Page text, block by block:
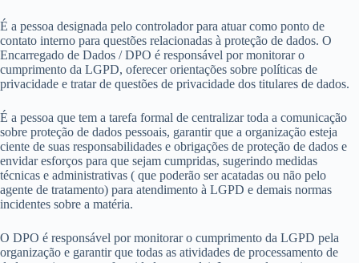
É a pessoa designada pelo controlador para atuar como ponto de
contato interno para questões relacionadas à proteção de dados. O
Encarregado de Dados / DPO é responsável por monitorar o
cumprimento da LGPD, oferecer orientações sobre políticas de
privacidade e tratar de questões de privacidade dos titulares de dados.
É a pessoa que tem a tarefa formal de centralizar toda a comunicação
sobre proteção de dados pessoais, garantir que a organização esteja
ciente de suas responsabilidades e obrigações de proteção de dados e
envidar esforços para que sejam cumpridas, sugerindo medidas
técnicas e administrativas ( que poderão ser acatadas ou não pelo
agente de tratamento) para atendimento à LGPD e demais normas
incidentes sobre a matéria.
O DPO é responsável por monitorar o cumprimento da LGPD pela
organização e garantir que todas as atividades de processamento de